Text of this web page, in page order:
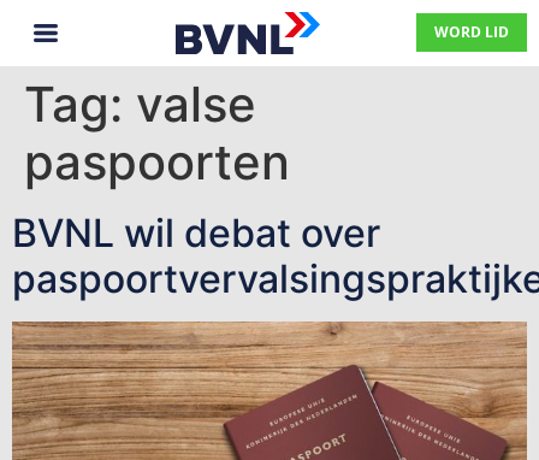
WORD LID
Tag: valse
paspoorten
BVNL wil debat over